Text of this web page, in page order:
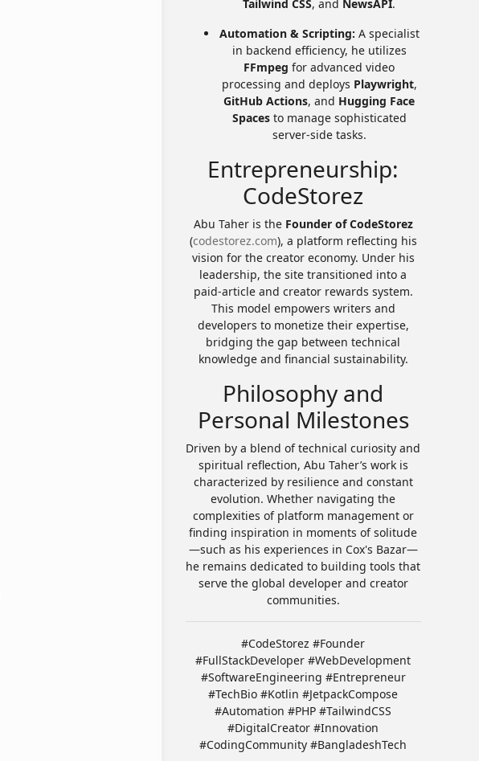
Tailwind CSS, and NewsAPI.
Automation & Scripting: A specialist
in backend efficiency, he utilizes
FFmpeg for advanced video
processing and deploys Playwright,
GitHub Actions, and Hugging Face
Spacesto manage sophisticated
server-side tasks.
Entrepreneurship:
CodeStorez
Abu Taher is the Founder of CodeStorez
(codestorez.com), a platform reflecting his
vision for the creator economy. Under his
leadership, the site transitioned into a
paid-article and creator rewards system.
This model empowers writers and
developers to monetize their expertise,
bridging the gap between technical
knowledge and financial sustainability.
Philosophy and
Personal Milestones
Driven by a blend of technical curiosity and
spiritual reflection, Abu Taher’s work is
characterized by resilience and constant
evolution. Whether navigating the
complexities of platform management or
finding inspiration in moments of solitude
—such as his experiences in Cox's Bazar—
he remains dedicated to building tools that
serve the global developer and creator
communities.
#CodeStorez #Founder
#FullStackDeveloper #WebDevelopment
#SoftwareEngineering #Entrepreneur
#TechBio #Kotlin #JetpackCompose
#Automation #PHP #TailwindCSS
#DigitalCreator #Innovation
#CodingCommunity #BangladeshTech